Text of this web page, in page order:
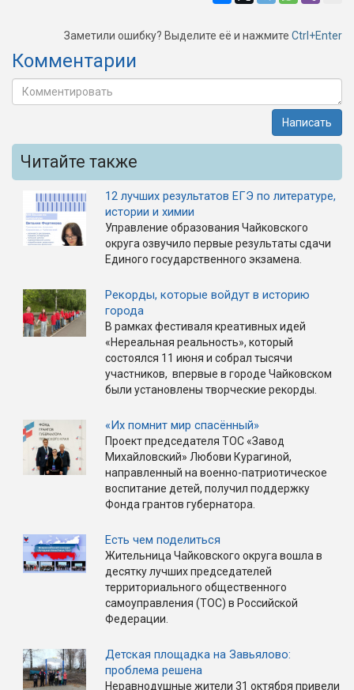
Заметили ошибку? Выделите её и нажмите Ctrl+Enter
Комментарии
Написать
Читайте также
12 лучших результатов ЕГЭ по литературе,
истории и химии
Управление образования Чайковского
округа озвучило первые результаты сдачи
Единого государственного экзамена.
Рекорды, которые войдут в историю
города
В рамках фестиваля креативных идей
«Нереальная реальность», который
состоялся 11 июня и собрал тысячи
участников, впервые в городе Чайковском
были установлены творческие рекорды.
«Их помнит мир спасённый»
Проект председателя ТОС «Завод
Михайловский» Любови Курагиной,
направленный на военно-патриотическое
воспитание детей, получил поддержку
Фонда грантов губернатора.
Есть чем поделиться
Жительница Чайковского округа вошла в
десятку лучших председателей
территориального общественного
самоуправления (ТОС) в Российской
Федерации.
Детская площадка на Завьялово:
проблема решена
Неравнодушные жители 31 октября привели